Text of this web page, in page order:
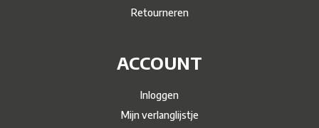
Retourneren
ACCOUNT
Inloggen
Mijn verlanglijstje